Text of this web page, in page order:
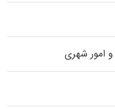
امور شهری